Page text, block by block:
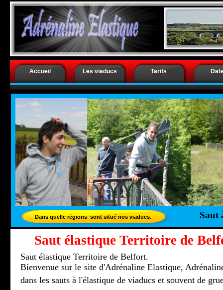
Saut
Dans quelle régions sont situé nos viaducs.
Saut élastique Territoire de
Saut élastique Territoire de Belfort.
Bienvenue sur le site d'Adrénaline Elastique,
dans les sauts à l'élastique de viaducs et souvent de
Accueil Les viaducs Tarifs